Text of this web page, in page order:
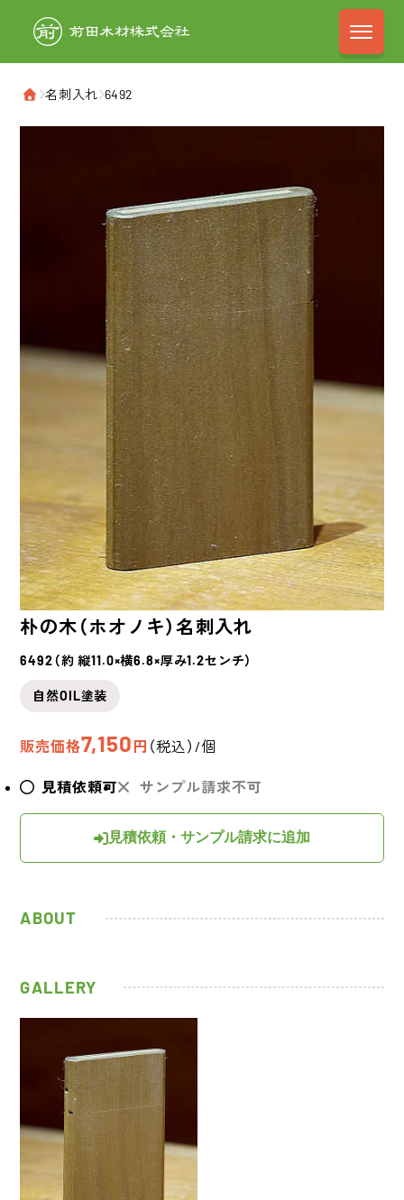
前田木材株式
ホーム
›名刺入れ›6492
朴の木（ホオノキ）名刺入れ
6492（約 縦11.0×横6.8×厚み1.2センチ）
自然OIL塗装
販売価格7,150 円 （税込）/個
見積依頼可 サンプル請求不可
見積依頼・サンプル請求に追加
ABOUT
GALLERY